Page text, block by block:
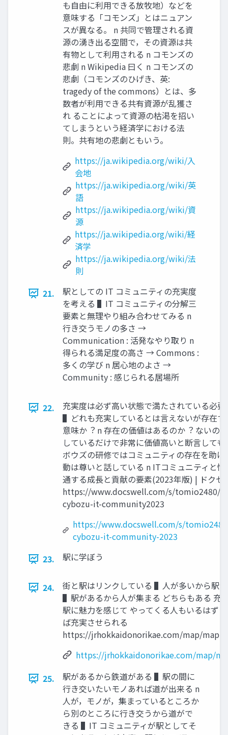
も⾃由に利⽤できる放牧地）などを
意味する「コモンズ」とはニュアン
スが異なる。 n 共同で管理される資
源の湧き出る空間で，その資源は共
有物として利⽤される n コモンズの
悲劇 n Wikipedia ⽈く n コモンズの
悲劇（コモンズのひげき、英:
tragedy of the commons）とは、多
数者が利⽤できる共有資源が乱獲さ
れ ることによって資源の枯渇を招い
てしまうという経済学における法
則。共有地の悲劇ともいう。
https://ja.wikipedia.org/wiki/入
会地
https://ja.wikipedia.org/wiki/英
語
https://ja.wikipedia.org/wiki/資
源
https://ja.wikipedia.org/wiki/経
済学
https://ja.wikipedia.org/wiki/法
則
21.
駅としての IT コミュニティの充実度
を考える ▌IT コミュニティの分解三
要素と無理やり組み合わせてみる n
⾏き交うモノの多さ →
Communication : 活発なやり取り n
得られる満⾜度の⾼さ → Commons :
多くの学び n 居⼼地のよさ →
Community : 感じられる居場所
22.
充実度は必ず⾼い状態で満たされている必
▌どれも充実しているとは⾔えないが存在す
意味か︖ n 存在の価値はあるのか︖ ないの
しているだけで⾮常に価値⾼いと断⾔して
ボウズの研修ではコミュニティの存在を助
動は尊いと話している n ITコミュニティと
通する成⻑と貢献の要素(2023年版) | ドクセ
https://www.docswell.com/s/tomio2480/
cybozu-it-community2023
https://www.docswell.com/s/
cybozu-it-community-2023
23.
駅に学ぼう
24.
街と駅はリンクしている ▌⼈が多いから駅
▌駅があるから⼈が集まる どちらもある 充
駅に魅⼒を感じて やってくる⼈もいるはず
ば充実させられる
https://jrhokkaidonorikae.com/map/
https://jrhokkaidonorikae.com/map/
25.
駅があるから鉄道がある ▌駅の間に
⾏き交いたいモノあれば道が出来る n
⼈が，モノが，集まっているところか
ら別のところに⾏き交うから道がで
きる ▌IT コミュニティが駅としてそ